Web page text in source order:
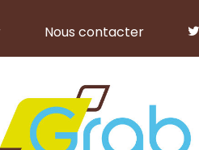
Nous contacter